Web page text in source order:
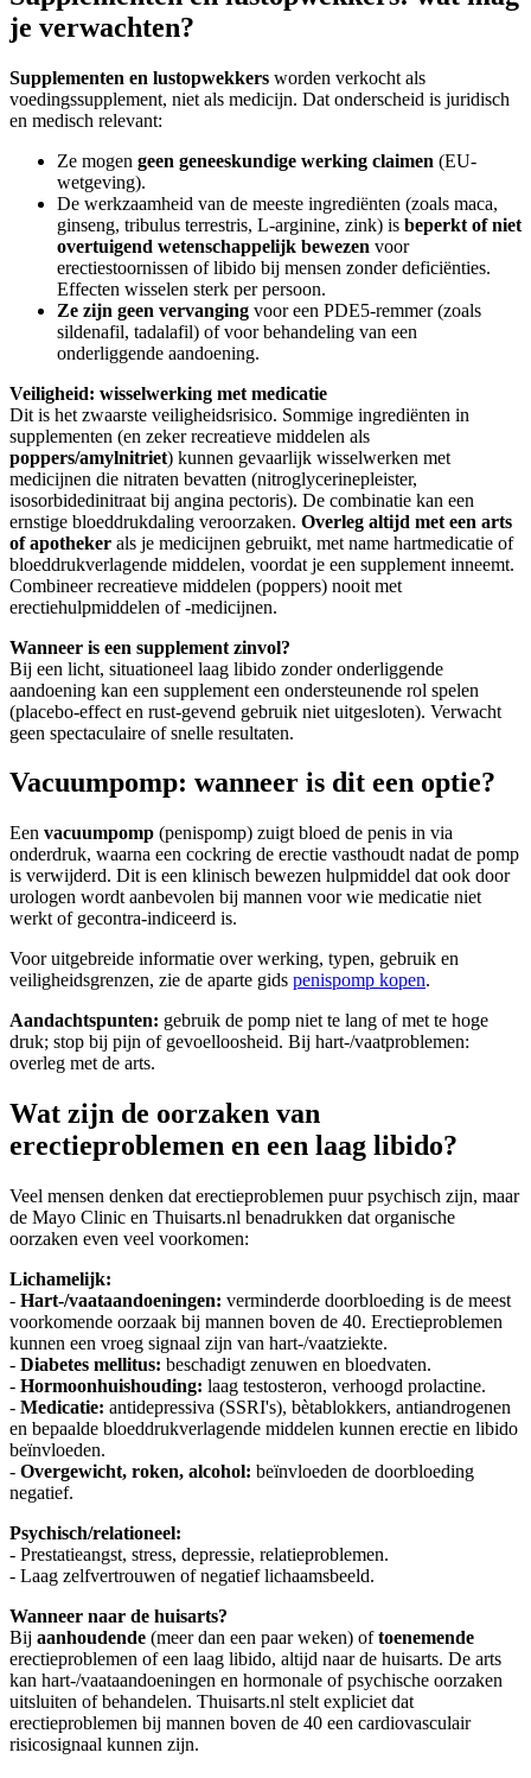
je verwachten?
Supplementen en lustopwekkers worden verkocht als
voedingssupplement, niet als medicijn. Dat onderscheid is juridisch
en medisch relevant:
Ze mogen geen geneeskundige werking claimen (EU-
wetgeving).
De werkzaamheid van de meeste ingrediënten (zoals maca,
ginseng, tribulus terrestris, L-arginine, zink) is beperkt of niet
overtuigend wetenschappelijk bewezen voor
erectiestoornissen of libido bij mensen zonder deficiënties.
Effecten wisselen sterk per persoon.
Ze zijn geen vervanging voor een PDE5-remmer (zoals
sildenafil, tadalafil) of voor behandeling van een
onderliggende aandoening.
Veiligheid: wisselwerking met medicatie
Dit is het zwaarste veiligheidsrisico. Sommige ingrediënten in
supplementen (en zeker recreatieve middelen als
poppers/amylnitriet) kunnen gevaarlijk wisselwerken met
medicijnen die nitraten bevatten (nitroglycerinepleister,
isosorbidedinitraat bij angina pectoris). De combinatie kan een
ernstige bloeddrukdaling veroorzaken. Overleg altijd met een arts
of apotheker als je medicijnen gebruikt, met name hartmedicatie of
bloeddrukverlagende middelen, voordat je een supplement inneemt.
Combineer recreatieve middelen (poppers) nooit met
erectiehulpmiddelen of -medicijnen.
Wanneer is een supplement zinvol?
Bij een licht, situationeel laag libido zonder onderliggende
aandoening kan een supplement een ondersteunende rol spelen
(placebo-effect en rust-gevend gebruik niet uitgesloten). Verwacht
geen spectaculaire of snelle resultaten.
Vacuumpomp: wanneer is dit een optie?
Een vacuumpomp (penispomp) zuigt bloed de penis in via
onderdruk, waarna een cockring de erectie vasthoudt nadat de pomp
is verwijderd. Dit is een klinisch bewezen hulpmiddel dat ook door
urologen wordt aanbevolen bij mannen voor wie medicatie niet
werkt of gecontra-indiceerd is.
Voor uitgebreide informatie over werking, typen, gebruik en
veiligheidsgrenzen, zie de aparte gids penispomp kopen.
Aandachtspunten: gebruik de pomp niet te lang of met te hoge
druk; stop bij pijn of gevoelloosheid. Bij hart-/vaatproblemen:
overleg met de arts.
Wat zijn de oorzaken van
erectieproblemen en een laag libido?
Veel mensen denken dat erectieproblemen puur psychisch zijn, maar
de Mayo Clinic en Thuisarts.nl benadrukken dat organische
oorzaken even veel voorkomen:
Lichamelijk:
- Hart-/vaataandoeningen: verminderde doorbloeding is de meest
voorkomende oorzaak bij mannen boven de 40. Erectieproblemen
kunnen een vroeg signaal zijn van hart-/vaatziekte.
- Diabetes mellitus: beschadigt zenuwen en bloedvaten.
- Hormoonhuishouding: laag testosteron, verhoogd prolactine.
- Medicatie: antidepressiva (SSRI's), bètablokkers, antiandrogenen
en bepaalde bloeddrukverlagende middelen kunnen erectie en libido
beïnvloeden.
- Overgewicht, roken, alcohol: beïnvloeden de doorbloeding
negatief.
Psychisch/relationeel:
- Prestatieangst, stress, depressie, relatieproblemen.
- Laag zelfvertrouwen of negatief lichaamsbeeld.
Wanneer naar de huisarts?
Bij aanhoudende (meer dan een paar weken) oftoenemende
erectieproblemen of een laag libido, altijd naar de huisarts. De arts
kan hart-/vaataandoeningen en hormonale of psychische oorzaken
uitsluiten of behandelen. Thuisarts.nl stelt expliciet dat
erectieproblemen bij mannen boven de 40 een cardiovasculair
risicosignaal kunnen zijn.